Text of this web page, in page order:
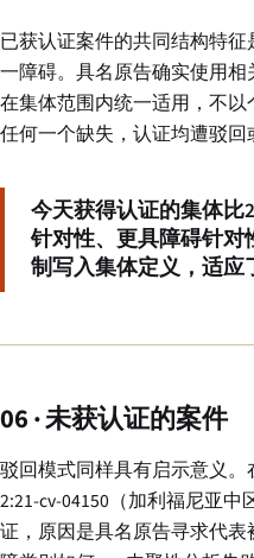
已获认证案件的共同结构特
一障碍。具名原告确实使用
在集体范围内统一适用，不
任何一个缺失，认证均遭驳回
今天获得认证的集体比
针对性、更具障碍针
制写入集体定义，适应
06 · 未获认证的案件
驳回模式同样具有启示意义。
2:21-cv-04150（加利福尼亚
证，原因是具名原告寻求代